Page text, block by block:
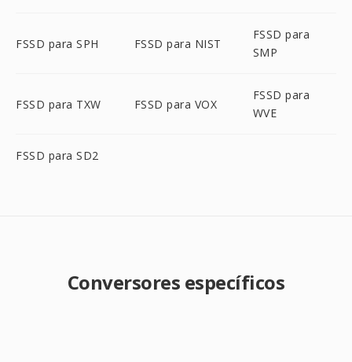
FSSD para SPH FSSD para NIST
FSSD para
SMP
FSSD para TXW FSSD para VOX
FSSD para
WVE
FSSD para SD2
Conversores específicos